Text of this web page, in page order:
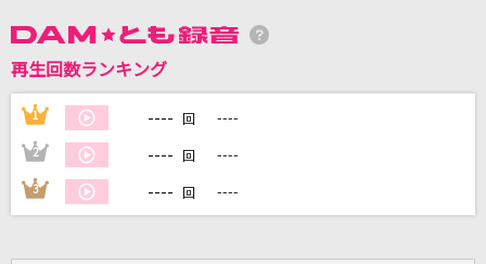
夏夜のマジック
ONENESS
もっと見る
再生回数ランキング
1 ---- 回 ----
2 ---- 回 ----
3 ---- 回 ----